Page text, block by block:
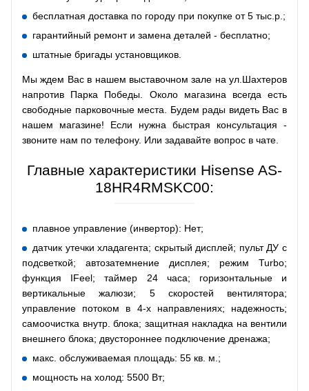
бесплатная доставка по городу при покупке от 5 тыс.р.;
гарантийный ремонт и замена деталей - бесплатно;
штатные бригады установщиков.
Мы ждем Вас в нашем выставочном зале на ул.Шахтеров
напротив Парка Победы. Около магазина всегда есть
свободные парковочные места. Будем рады видеть Вас в
нашем магазине! Если нужна быстрая консультация -
звоните нам по телефону. Или задавайте вопрос в чате.
Главные характеристики Hisense AS-
18HR4RMSKC00:
плавное управление (инвертор): Нет;
датчик утечки хладагента; скрытый дисплей; пульт ДУ с
подсветкой; автозатемнение дисплея; режим Turbo;
функция IFeel; таймер 24 часа; горизонтальные и
вертикальные жалюзи; 5 скоростей вентилятора;
управление потоком в 4-х направлениях; надежность;
самоочистка внутр. блока; защитная накладка на вентили
внешнего блока; двустороннее подключение дренажа;
макс. обслуживаемая площадь: 55 кв. м.;
мощность на холод: 5500 Вт;